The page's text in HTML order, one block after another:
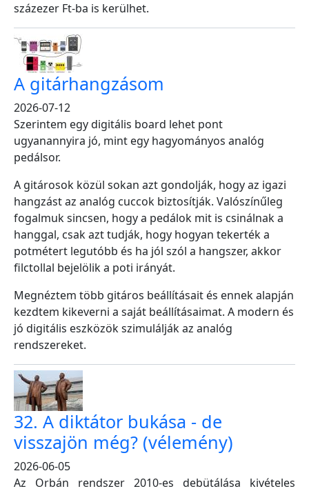
százezer Ft-ba is kerülhet.
A gitárhangzásom
2026-07-12
Szerintem egy digitális board lehet pont
ugyanannyira jó, mint egy hagyományos analóg
pedálsor.
A gitárosok közül sokan azt gondolják, hogy az igazi
hangzást az analóg cuccok biztosítják. Valószínűleg
fogalmuk sincsen, hogy a pedálok mit is csinálnak a
hanggal, csak azt tudják, hogy hogyan tekerték a
potmétert legutóbb és ha jól szól a hangszer, akkor
filctollal bejelölik a poti irányát.
Megnéztem több gitáros beállításait és ennek alapján
kezdtem kikeverni a saját beállításaimat. A modern és
jó digitális eszközök szimulálják az analóg
rendszereket.
32. A diktátor bukása - de
visszajön még? (vélemény)
2026-06-05
Az Orbán rendszer 2010-es debütálása kivételes